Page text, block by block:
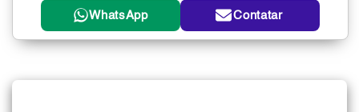
WhatsApp Contatar